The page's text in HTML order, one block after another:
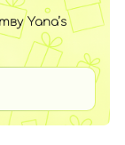
Yana’s